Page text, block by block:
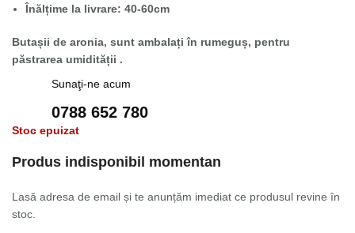
Înălțime la livrare: 40-60cm
Butașii de aronia, sunt ambalați în rumeguș, pentru
păstrarea umidității .
Sunaţi-ne acum
0788 652 780
Stoc epuizat
Produs indisponibil momentan
Lasă adresa de email și te anunțăm imediat ce produsul revine în
stoc.